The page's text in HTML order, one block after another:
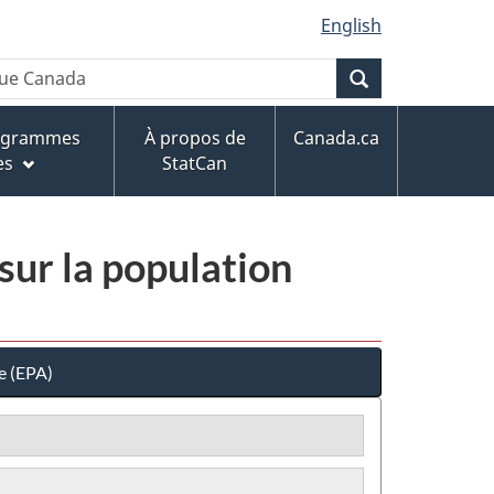
English
À propos de
StatCan
Canada.ca
la population
(EPA)